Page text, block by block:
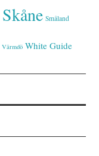
Skåne Småland
Värmdö White Guide